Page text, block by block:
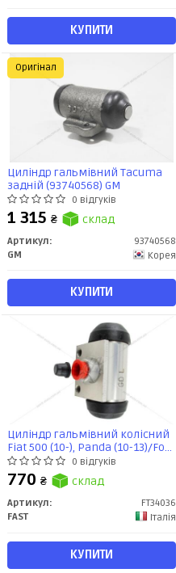
КУПИТИ
Циліндр гальмівний Tacuma
задній (93740568) GM
0 відгуків
1 315 ₴ склад
Артикул:
93740568
GM
Корея
КУПИТИ
Оригінал
Циліндр гальмівний колісний
Fiat 500 (10-), Panda (10-13)/Ford
KA (08-16) (FT34036) Fast
0 відгуків
770 ₴ склад
Артикул:
FT34036
FAST
Італія
КУПИТИ